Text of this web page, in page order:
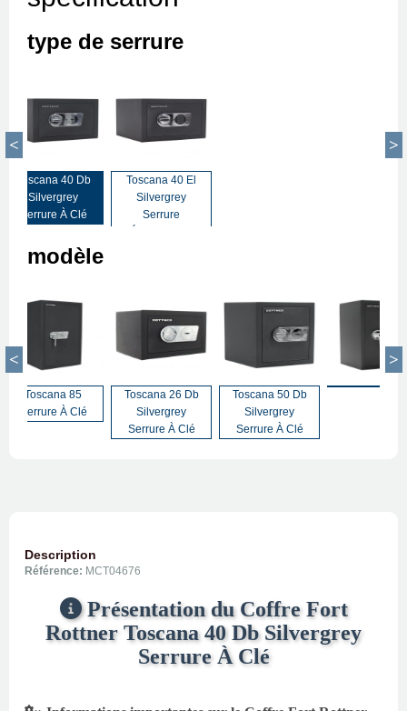
type de serrure
Toscana 40 Db
Silvergrey
Serrure À Clé
Toscana 40 El
Silvergrey
Serrure
modèle
Toscana 85
Serrure À Clé
Toscana 26 Db
Silvergrey
Serrure À Clé
Toscana 50 Db
Silvergrey
Serrure À Clé
Description
Référence: MCT04676
Présentation du Coffre Fort
Rottner Toscana 40 Db Silvergrey
Serrure À Clé